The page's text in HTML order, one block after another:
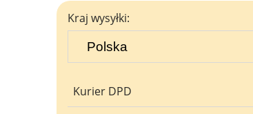
Kraj wysyłki:
Kurier DPD